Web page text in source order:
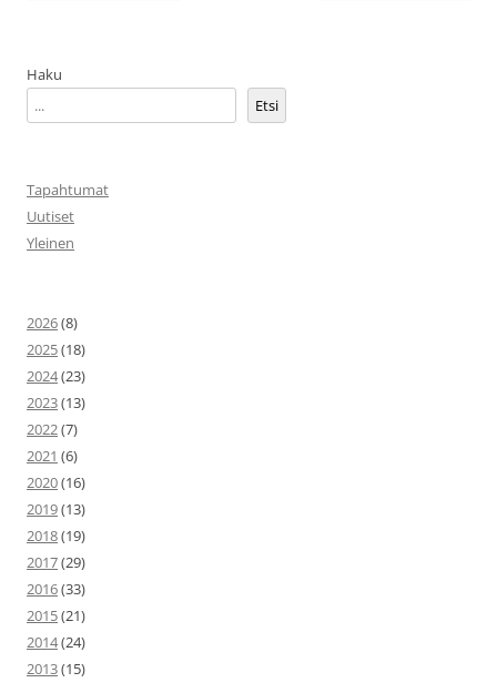
Haku
Etsi
Tapahtumat
Uutiset
Yleinen
2026(8)
2025(18)
2024(23)
2023(13)
2022(7)
2021 (6)
2020(16)
2019(13)
2018(19)
2017(29)
2016(33)
2015(21)
2014(24)
2013(15)